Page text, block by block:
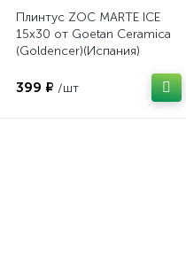
Плинтус ZOC MARTE ICE
15x30 от Goetan Ceramica
(Goldencer)(Испания)
399 ₽ /шт